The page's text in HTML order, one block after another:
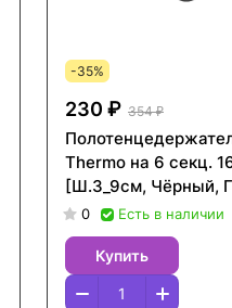
-35%
230 ₽ 354 ₽
Thermo на 6 секц.
[Ш.3_9см, Чёрный,
НС-1199157]
0 Есть в наличии
Купить